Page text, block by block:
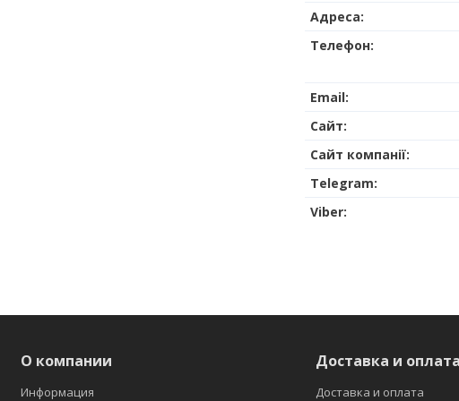
О компании
Информация
Доставка и оплата
Доставка и оплата